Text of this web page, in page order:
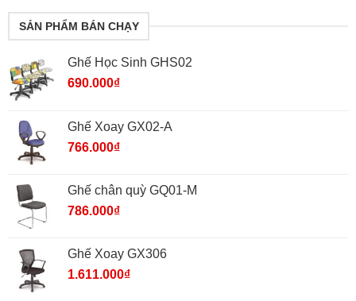
SẢN PHẨM BÁN CHẠY
Ghế Học Sinh GHS02
690.000₫
Ghế Xoay GX02-A
766.000₫
Ghế chân quỳ GQ01-M
786.000₫
Ghế Xoay GX306
1.611.000₫